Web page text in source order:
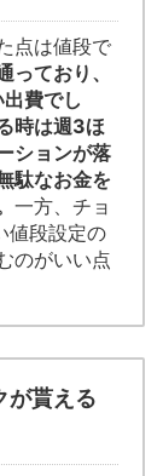
点は値段で
ており、
費でし
時は週3ほ
ションが落
駄なお金を
一方、チョ
値段設定の
のがいい点
が貰える